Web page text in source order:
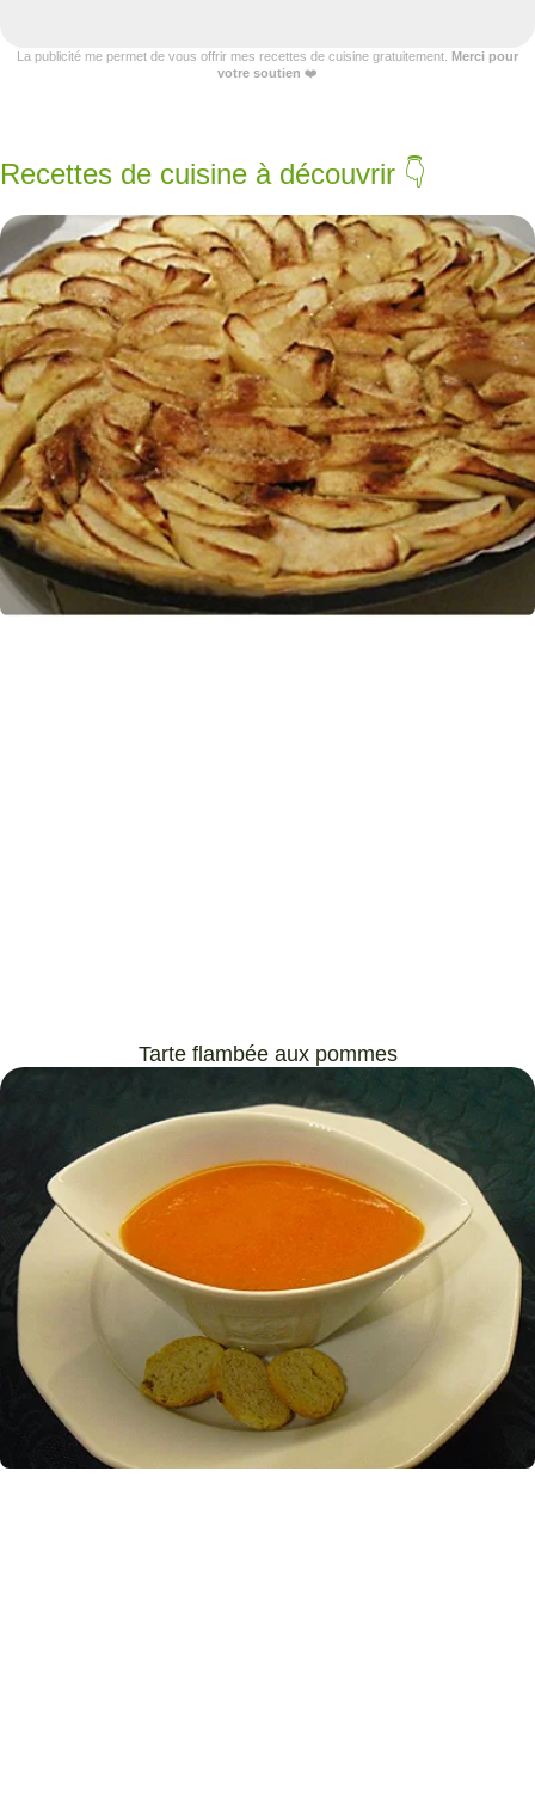
La publicité me permet de vous offrir mes recettes de cuisine gratuitement.
Merci pour
votre soutien ❤️
Recettes de cuisine à découvrir 👇
Tarte flambée aux pommes